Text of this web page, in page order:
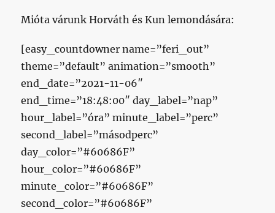
Mióta várunk Horváth és Kun lemondására:
[easy_countdowner name=”feri_out”
theme=”default” animation=”smooth”
end_date=”2021-11-06″
end_time=”18:48:00″ day_label=”nap”
hour_label=”óra” minute_label=”perc”
second_label=”másodperc”
day_color=”#60686F”
hour_color=”#60686F”
minute_color=”#60686F”
second_color=”#60686F”